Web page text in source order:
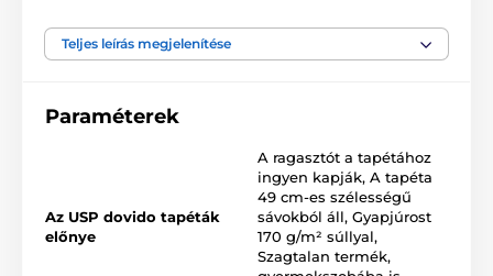
Kiváló nyomtatási minőség
bármely helyiségnek. Kiváló minőségű, sima felületű
korszerű UV-led nyomtatási technológia garantálja a
kiváló tartósságot és színtartást.
Elérhető méretek és típusok (cm-ben – szélesség x
Teljes leírás megjelenítése
Paraméterek
Az USP dovido tapéták
előnye
A ragasztót a tapétához
ingyen kapják, A tapéta
49 cm-es szélességű
sávokból áll, Gyapjúrost
170 g/m² súllyal,
Szagtalan termék,